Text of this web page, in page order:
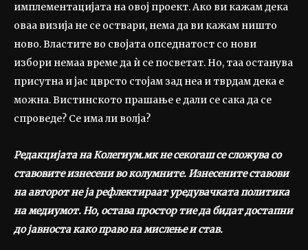
имплементацијата на овој проект. Ако ви кажам дека
оваа визија не се оствари, нема да ви кажам ништо
ново. Властите во својата опседнатост со нови
избори немаа време да ѝ се посветат. Но, таа останува
присутна и јас цврсто стојам зад неа и тврдам дека е
можна. Вистинското прашање е дали се сака да се
спроведе? Се има ли волја?
Редакцијата на Колегиум.мк не секогаш се сложува со
ставовите изнесени во колумните. Изнесените ставови
на авторот не ја рефлектираат уредувачката политика
на медиумот. Но, остава простор тие да бидат достапни
до јавноста како право на мислење и став.